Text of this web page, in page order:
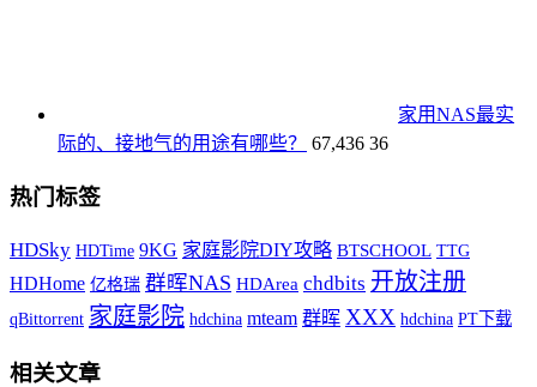
家用NAS最实
际的、接地气的用途有哪些？
67,436 36
热门标签
HDSky HDTime 9KG 家庭影院DIY攻略 BTSCHOOL TTG
HDHome 亿格瑞 群晖NAS HDArea chdbits 开放注册
qBittorrent 家庭影院 hdchina mteam 群晖 XXX hdchina PT下载
相关文章